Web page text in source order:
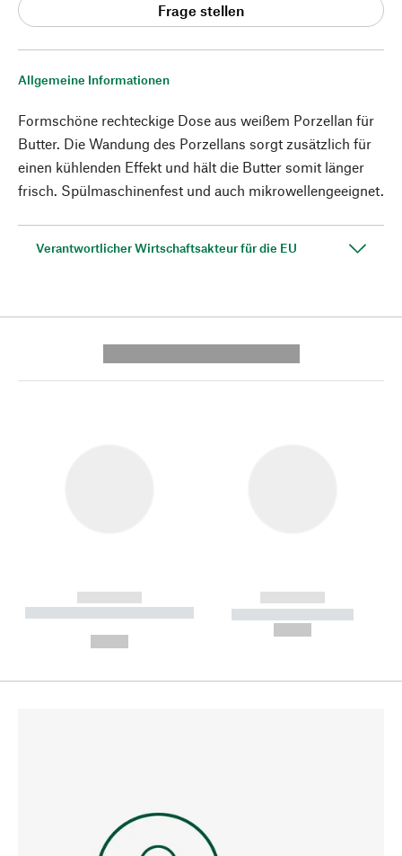
Allgemeine Informationen
Formschöne rechteckige Dose aus weißem Porzellan für
Butter. Die Wandung des Porzellans sorgt zusätzlich für
einen kühlenden Effekt und hält die Butter somit länger
frisch. Spülmaschinenfest und auch mikrowellengeeignet.
Verantwortlicher Wirtschaftsakteur für die EU
Frage stellen
------------
----------- ----------- --------
------------
----------- -----------